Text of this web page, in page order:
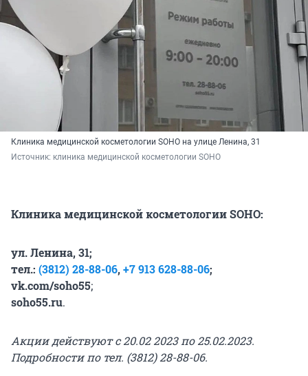
Клиника медицинской косметологии SOHO на улице Ленина, 31
Источник: клиника медицинской косметологии SOHO
Клиника медицинской косметологии SOHO:
ул. Ленина, 31;
тел.: (3812) 28-88-06,+7 913 628-88-06;
vk.com/soho55;
soho55.ru.
Акции действуют с 20.02 2023 по 25.02.2023.
Подробности по тел. (3812) 28-88-06.